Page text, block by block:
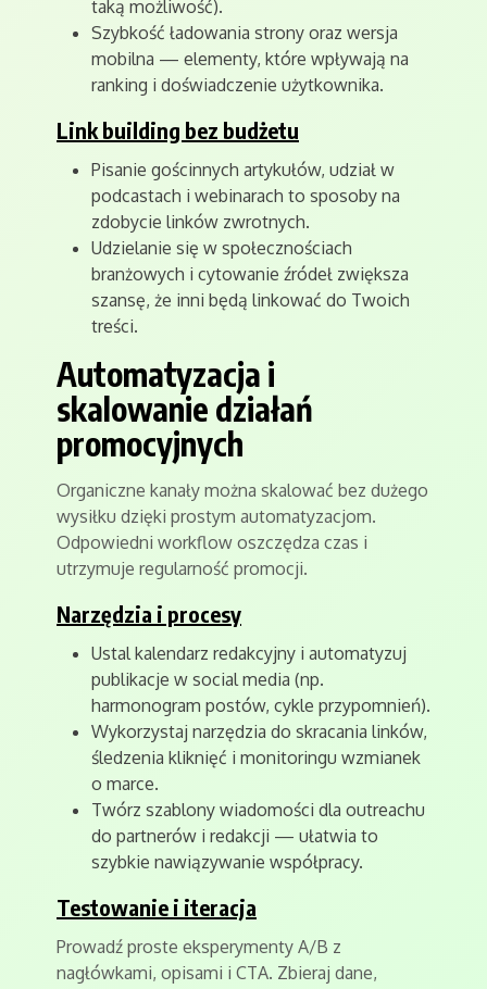
taką możliwość).
Szybkość ładowania strony oraz wersja
mobilna — elementy, które wpływają na
ranking i doświadczenie użytkownika.
Link building bez budżetu
Pisanie gościnnych artykułów, udział w
podcastach i webinarach to sposoby na
zdobycie linków zwrotnych.
Udzielanie się w społecznościach
branżowych i cytowanie źródeł zwiększa
szansę, że inni będą linkować do Twoich
treści.
Automatyzacja i
skalowanie działań
promocyjnych
Organiczne kanały można skalować bez dużego
wysiłku dzięki prostym automatyzacjom.
Odpowiedni workflow oszczędza czas i
utrzymuje regularność promocji.
Narzędzia i procesy
Ustal kalendarz redakcyjny i automatyzuj
publikacje w social media (np.
harmonogram postów, cykle przypomnień).
Wykorzystaj narzędzia do skracania linków,
śledzenia kliknięć i monitoringu wzmianek
o marce.
Twórz szablony wiadomości dla outreachu
do partnerów i redakcji — ułatwia to
szybkie nawiązywanie współpracy.
Testowanie i iteracja
Prowadź proste eksperymenty A/B z
nagłówkami, opisami i CTA. Zbieraj dane,